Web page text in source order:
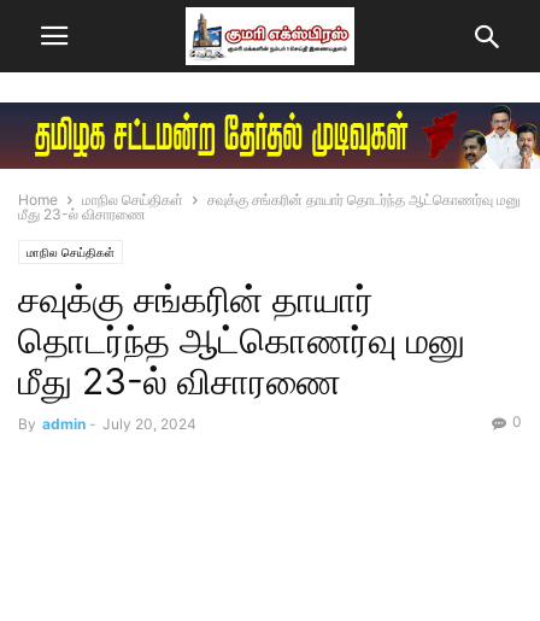
Home மாநில செய்திகள்
சவுக்கு சங்கரின் தாயார் தொடர்ந்த ஆட்கொணர்வு மனு
மீது 23-ல் விசாரணை
மாநில செய்திகள்
சவுக்கு சங்கரின் தாயார்
தொடர்ந்த ஆட்கொணர்வு மனு
மீது 23-ல் விசாரணை
By admin - July 20, 2024 0